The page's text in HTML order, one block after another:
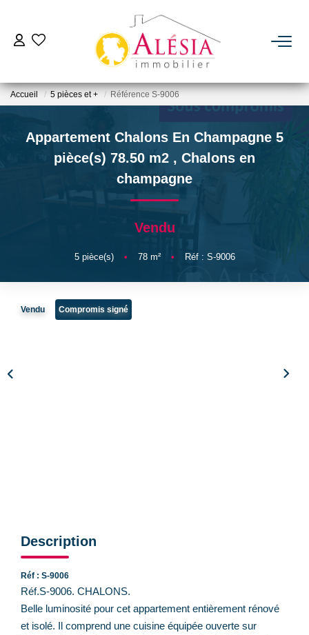
ACHETER
LOUER
BIENS VENDUS / LOUÉS
ESTIMER
NOTRE AGENCE
CONTACT
Accueil 5 pièces et + Référence S-9006
Appartement Chalons En Champagne 5
pièce(s) 78.50 m2 , Chalons en
champagne
Vendu
5pièce(s) • 78m² • Réf : S-9006
Vendu Compromis signé
Description
Réf : S-9006
Réf.S-9006. CHALONS.
Belle luminosité pour cet appartement entièrement rénové
et isolé. Il comprend une cuisine équipée ouverte sur